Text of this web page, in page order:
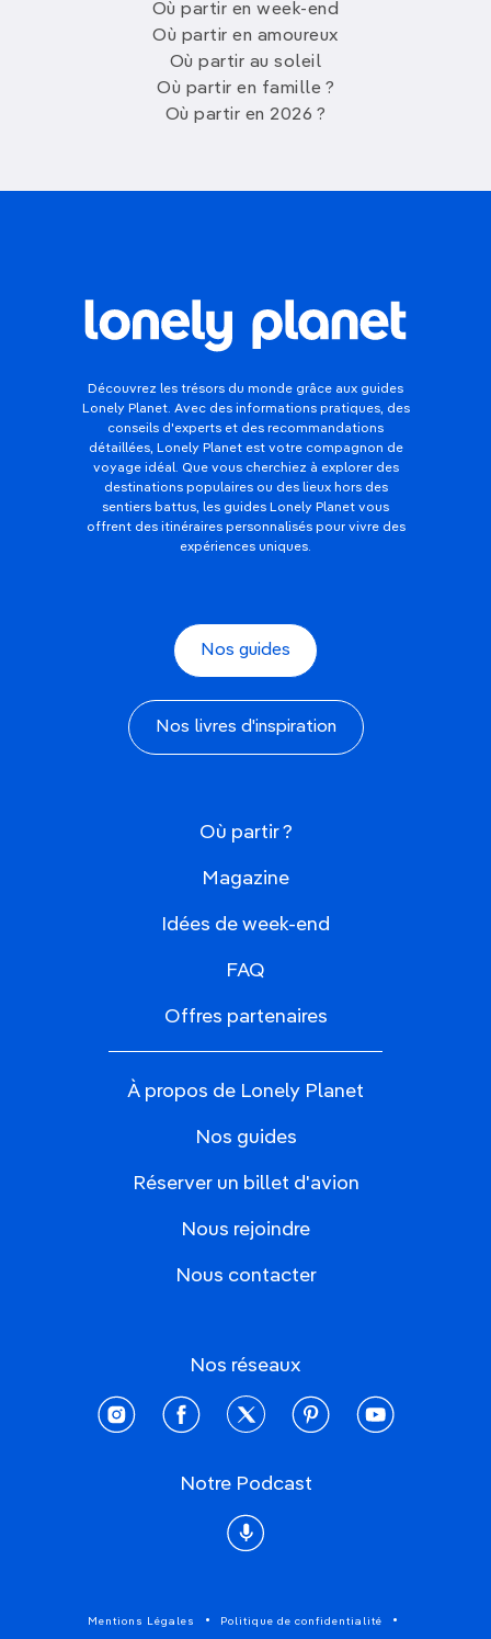
Où partir en week-end
Où partir en amoureux
Où partir au soleil
Où partir en famille ?
Où partir en 2026 ?
Découvrez les trésors du monde grâce aux guides
Lonely Planet. Avec des informations pratiques, des
conseils d'experts et des recommandations
détaillées, Lonely Planet est votre compagnon de
voyage idéal. Que vous cherchiez à explorer des
destinations populaires ou des lieux hors des
sentiers battus, les guides Lonely Planet vous
offrent des itinéraires personnalisés pour vivre des
expériences uniques.
Nos guides
Nos livres d'inspiration
Où partir ?
Magazine
Idées de week-end
FAQ
Offres partenaires
À propos de Lonely Planet
Nos guides
Réserver un billet d'avion
Nous rejoindre
Nous contacter
Nos réseaux
instagramfacebooktwitter pinterestyoutube
Notre Podcast
Podcast
Mentions Légales Politique de confidentialité